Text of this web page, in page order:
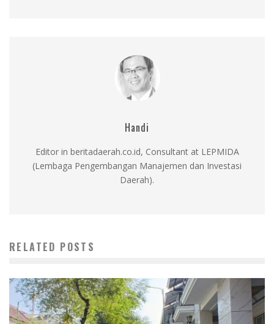
Handi
Editor in beritadaerah.co.id, Consultant at LEPMIDA
(Lembaga Pengembangan Manajemen dan Investasi
Daerah).
RELATED POSTS